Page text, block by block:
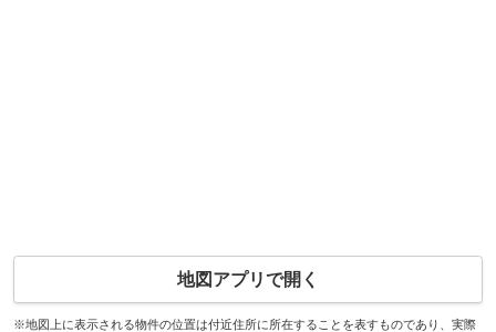
地図アプリで開く
※地図上に表示される物件の位置は付近住所に所在することを表すものであり、実際